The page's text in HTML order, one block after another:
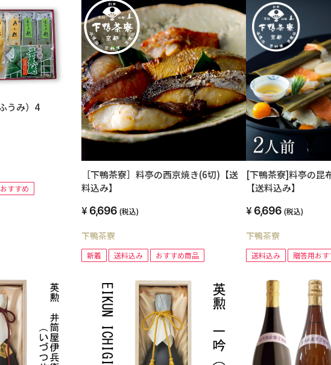
うみ）4
すすめ
［下鴨茶寮］料亭の西京焼き(6切)【送
料込み】
6,696 (税込)
下鴨茶寮
新着 送料込み おすすめ商品
[下鴨茶寮]料亭の昆
【送料込み】
6,696 (税込)
下鴨茶寮
送料込み 贈答用おす